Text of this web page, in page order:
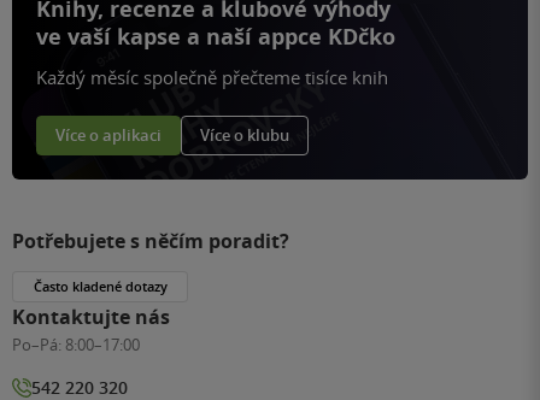
Knihy, recenze a klubové výhody
ve vaší kapse a naší appce KDčko
Každý měsíc společně přečteme tisíce knih
Více o aplikaci Více o klubu
Potřebujete s něčím poradit?
Často kladené dotazy
Kontaktujte nás
Po–Pá: 8:00–17:00
542 220 320